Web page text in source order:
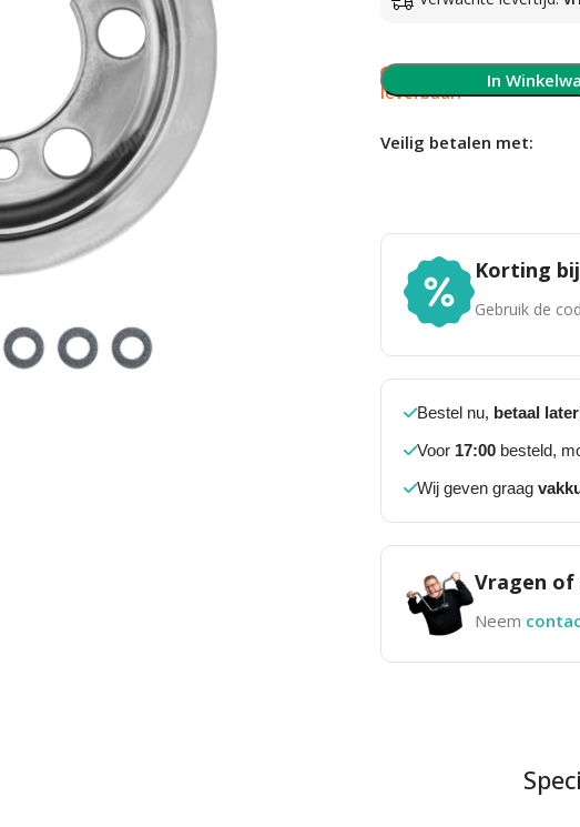
Slechts 1 op
leverbaar!
In
Veilig betalen met:
Korting
Gebruik de
Bestel nu, betaal
Voor 17:00besteld,
Wij geven graag
Vragen of
Neem